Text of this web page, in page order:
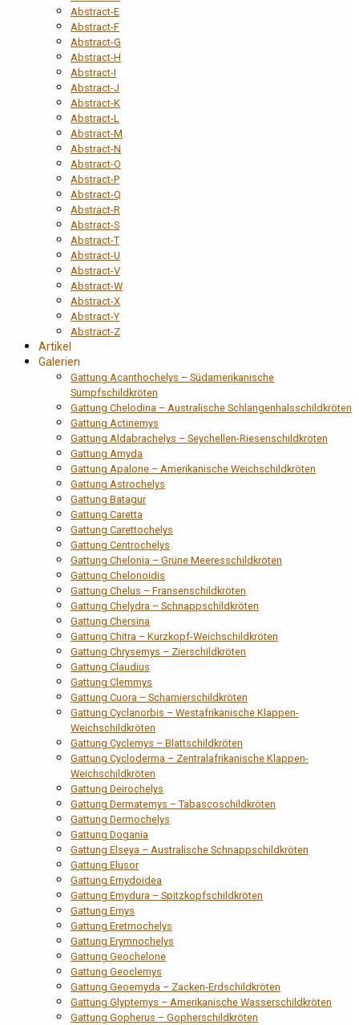
Abstract-E
Abstract-F
Abstract-G
Abstract-H
Abstract-I
Abstract-J
Abstract-K
Abstract-L
Abstract-M
Abstract-N
Abstract-O
Abstract-P
Abstract-Q
Abstract-R
Abstract-S
Abstract-T
Abstract-U
Abstract-V
Abstract-W
Abstract-X
Abstract-Y
Abstract-Z
Artikel
Galerien
Gattung Acanthochelys – Südamerikanische
Sumpfschildkröten
Gattung Chelodina – Australische Schlangenhalsschildkröten
Gattung Actinemys
Gattung Aldabrachelys – Seychellen-Riesenschildkröten
Gattung Amyda
Gattung Apalone – Amerikanische Weichschildkröten
Gattung Astrochelys
Gattung Batagur
Gattung Caretta
Gattung Carettochelys
Gattung Centrochelys
Gattung Chelonia – Grüne Meeresschildkröten
Gattung Chelonoidis
Gattung Chelus – Fransenschildkröten
Gattung Chelydra – Schnappschildkröten
Gattung Chersina
Gattung Chitra – Kurzkopf-Weichschildkröten
Gattung Chrysemys – Zierschildkröten
Gattung Claudius
Gattung Clemmys
Gattung Cuora – Scharnierschildkröten
Gattung Cyclanorbis – Westafrikanische Klappen-
Weichschildkröten
Gattung Cyclemys – Blattschildkröten
Gattung Cycloderma – Zentralafrikanische Klappen-
Weichschildkröten
Gattung Deirochelys
Gattung Dermatemys – Tabascoschildkröten
Gattung Dermochelys
Gattung Dogania
Gattung Elseya – Australische Schnappschildkröten
Gattung Elusor
Gattung Emydoidea
Gattung Emydura – Spitzkopfschildkröten
Gattung Emys
Gattung Eretmochelys
Gattung Erymnochelys
Gattung Geochelone
Gattung Geoclemys
Gattung Geoemyda – Zacken-Erdschildkröten
Gattung Glyptemys – Amerikanische Wasserschildkröten
Gattung Gopherus – Gopherschildkröten